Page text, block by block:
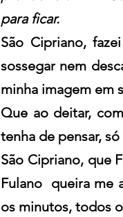
para ficar.
São Cipriano,
sossegar nem
minha imagem em
Que ao deitar,
tenha de pensar,
São Cipriano, que
Fulano  queira me
os minutos, todos